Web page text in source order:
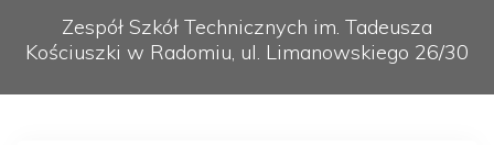
Zespół Szkół Technicznych im. Tadeusza
Kościuszki w Radomiu, ul. Limanowskiego 26/30